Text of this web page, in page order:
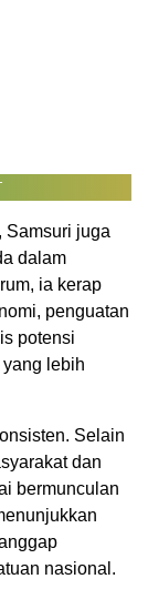
Samsuri juga
dalam
ia kerap
penguatan
potensi
lebih
Selain
dan
bermunculan
nasional.